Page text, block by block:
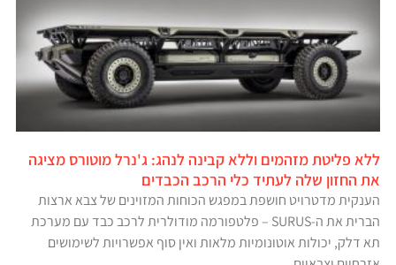
ללא פליטת מזהמים וללא קבינה לנהג: ג'נרל מוטורס מציגה
את החזון שלה לעתיד כלי הרכב הכבדים
הענקית מדטרויט חושפת במפגש הכוחות המזוינים של צבא ארצות
הברית את ה-SURUS – פלטפורמה מודולרית לרכב כבד עם מערכת
תא דלק, יכולות אוטונומיות מלאות ואין סוף אפשרויות לשימושים